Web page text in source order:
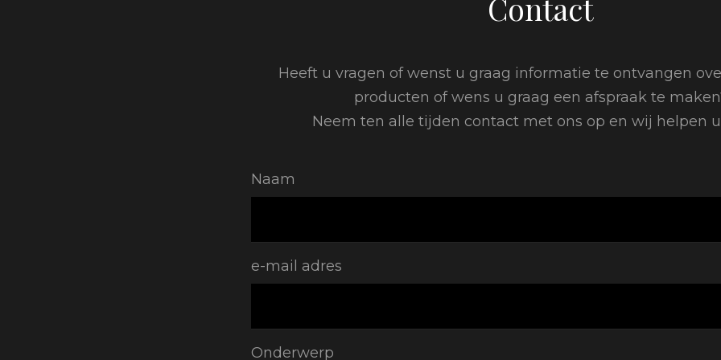
Contact
Heeft u vragen of wenst u graag informatie te ontvangen
producten of wens u graag een afspraak te
Neem ten alle tijden contact met ons op en wij helpen
Naam
e-mail adres
Onderwerp